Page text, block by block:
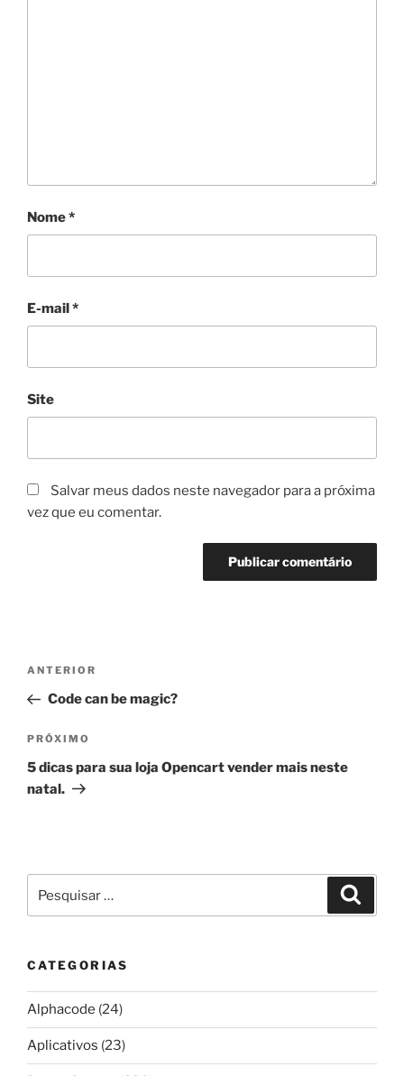
Nome*
E-mail*
Site
Salvar meus dados neste navegador para a próxima
vez que eu comentar.
Navegação
Post
Post
anterior
ANTERIOR
Code can be magic?
Próximo
post
PRÓXIMO
5 dicas para sua loja Opencart vender mais neste
natal.
por:
CATEGORIAS
Alphacode (24)
Aplicativos (23)